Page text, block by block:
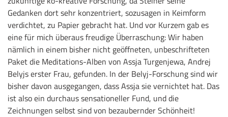
Gedanken dort sehr konzentriert, sozusagen in Keimform
verdichtet, zu Papier gebracht hat. Und vor Kurzem gab es
eine für mich überaus freudige Überraschung: Wir haben
nämlich in einem bisher nicht geöffneten, unbeschrifteten
Paket die Meditations-Alben von Assja Turgenjewa, Andrej
Belyjs erster Frau, gefunden. In der Belyj-Forschung sind wir
bisher davon ausgegangen, dass Assja sie vernichtet hat. Das
ist also ein durchaus sensationeller Fund, und die
Zeichnungen selbst sind von bezaubernder Schönheit!